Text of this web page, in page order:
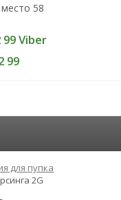
58
99 Viber
99
для пупка
2G